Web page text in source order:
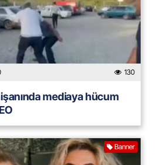
130
mediaya hücum
Banner